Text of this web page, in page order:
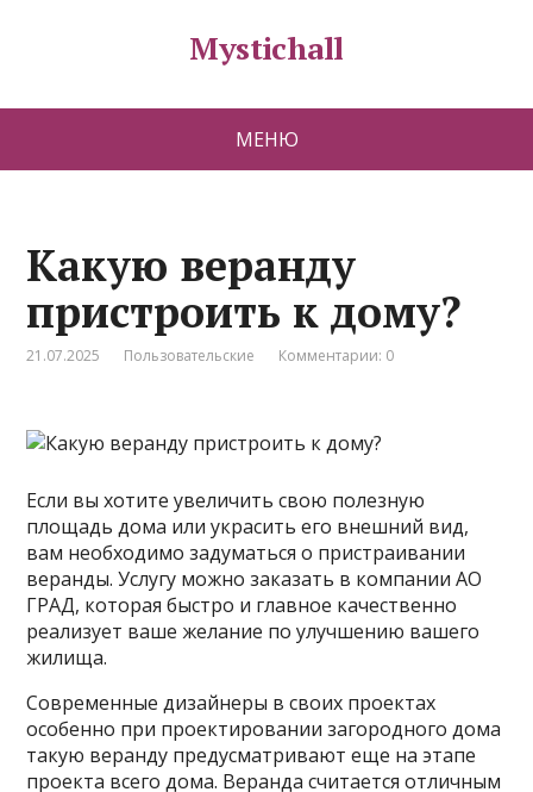
Mystichall
МЕНЮ
Какую веранду
пристроить к дому?
21.07.2025 Пользовательские Комментарии: 0
Если вы хотите увеличить свою полезную
площадь дома или украсить его внешний вид,
вам необходимо задуматься о пристраивании
веранды. Услугу можно заказать в компании АО
ГРАД, которая быстро и главное качественно
реализует ваше желание по улучшению вашего
жилища.
Современные дизайнеры в своих проектах
особенно при проектировании загородного дома
такую веранду предусматривают еще на этапе
проекта всего дома. Веранда считается отличным